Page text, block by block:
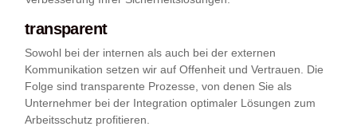
transparent
Sowohl bei der internen als auch bei der externen
Kommunikation setzen wir auf Offenheit und Vertrauen. Die
Folge sind transparente Prozesse, von denen Sie als
Unternehmer bei der Integration optimaler Lösungen zum
Arbeitsschutz profitieren.